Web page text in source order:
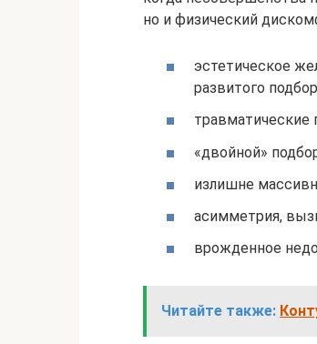
но и физический
эстетическое
развитого
травматические
«двойной»
излишне
асимметрия,
врожденное
Читайте также: